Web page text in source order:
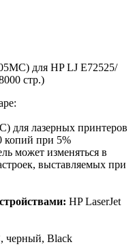
для HP LJ E72525/
стр.)
для лазерных принтеров
копий при 5%
может изменяться в
выставляемых при
HP LaserJet
черный, Black